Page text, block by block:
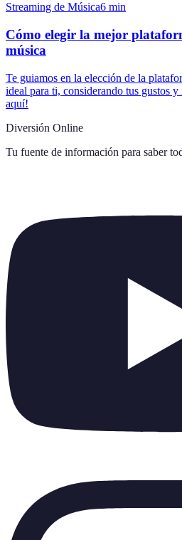
Streaming de Música6 min
Cómo elegir la mejor
música
Te guiamos en la elección de la
ideal para ti, considerando tus gustos y
aquí!
Diversión Online
Tu fuente de información para saber